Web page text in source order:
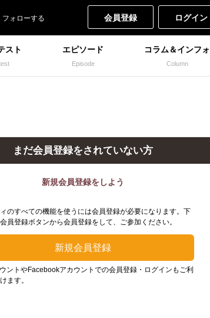
会員登録 ログイン
スト エピソード
Episode
コラム＆インフォ
Column
まだ会員登録をされていない方
新規会員登録をしよう
のすべての機能を使うには会員登録が必要になります。下
員登録ボタンから会員登録をして、ご参加ください。
ントやFacebookアカウントでの会員登録・ログインもご利
ます。